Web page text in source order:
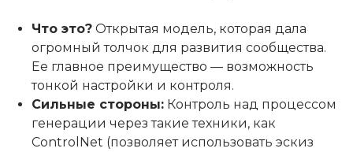
Что это? Открытая модель, которая дала
огромный толчок для развития сообщества.
Ее главное преимущество — возможность
тонкой настройки и контроля.
Сильные стороны: Контроль над процессом
генерации через такие техники, как
ControlNet (позволяет использовать эскиз